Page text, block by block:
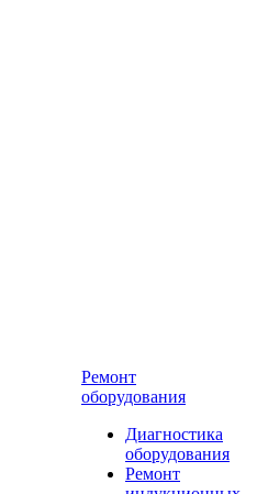
Ремонт
оборудования
Диагностика
оборудования
Ремонт